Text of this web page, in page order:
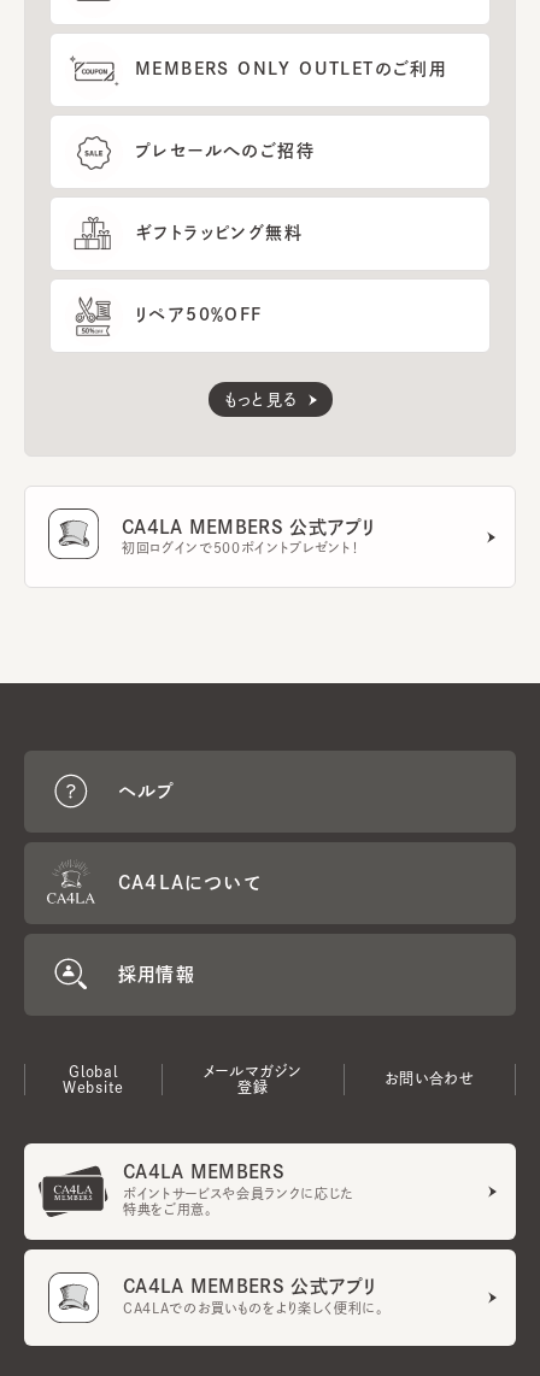
MEMBERS ONLY OUTLETのご利用
プレセールへのご招待
ギフトラッピング無料
リペア50％OFF
もっと見る
CA4LA MEMBERS 公式アプリ
初回ログインで500ポイントプレゼント！
ヘルプ
CA4LAについて
採用情報
Global
Website
メールマガジン
登録
お問い合わせ
CA4LA MEMBERS
ポイントサービスや会員ランクに応じた
特典をご用意。
CA4LA MEMBERS 公式アプリ
CA4LAでのお買いものをより楽しく便利に。